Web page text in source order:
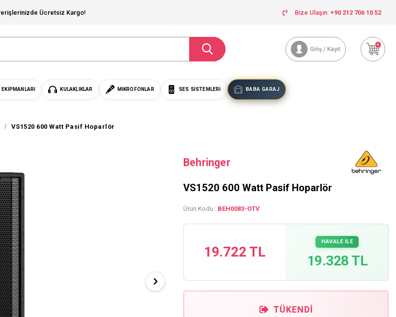
Ücretsiz Kargo! Bize Ulaşın: +90 212 706 10 52
Giriş / Kayıt
0
EKIPMANLARI KULAKLIKLAR MIKROFONLAR SES SISTEMLERI BABA GARAJ
VS1520 600 Watt Pasif Hoparlör
Behringer
VS1520 600 Watt Pasif Hoparlör
Ürün Kodu : BEH0083-OTV
19.722 TL
HAVALE İLE
19.328 TL
TÜKENDI